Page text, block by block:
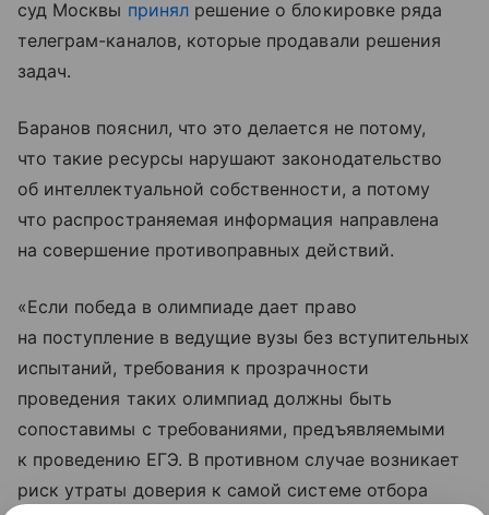
суд Москвы принялрешение о блокировке ряда
телеграм-каналов, которые продавали решения
задач.
Баранов пояснил, что это делается не потому,
что такие ресурсы нарушают законодательство
об интеллектуальной собственности, а потому
что распространяемая информация направлена
на совершение противоправных действий.
«Если победа в олимпиаде дает право
на поступление в ведущие вузы без вступительных
испытаний, требования к прозрачности
проведения таких олимпиад должны быть
сопоставимы с требованиями, предъявляемыми
к проведению ЕГЭ. В противном случае возникает
риск утраты доверия к самой системе отбора